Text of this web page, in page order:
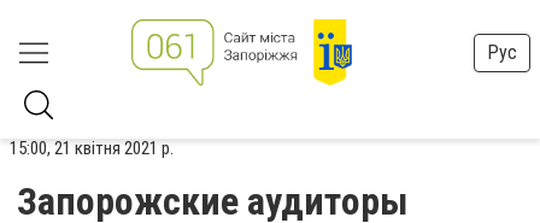
Рус
15:00, 21 квітня 2021 р.
Запорожские аудиторы